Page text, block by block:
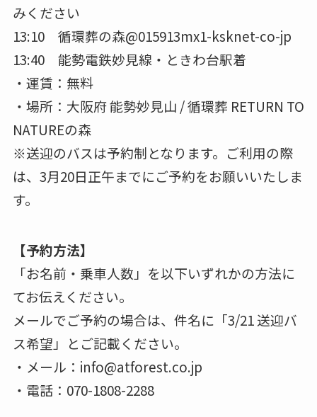
みください
13:10 循環葬の森@015913mx1-ksknet-co-jp
13:40 能勢電鉄妙見線・ときわ台駅着
・運賃：無料
・場所：大阪府 能勢妙見山 / 循環葬 RETURN TO
NATUREの森
※送迎のバスは予約制となります。ご利用の際
は、3月20日正午までにご予約をお願いいたしま
す。
【予約方法】
「お名前・乗車人数」を以下いずれかの方法に
てお伝えください。
メールでご予約の場合は、件名に「3/21 送迎バ
ス希望」とご記載ください。
・メール：info@atforest.co.jp
・電話：070-1808-2288